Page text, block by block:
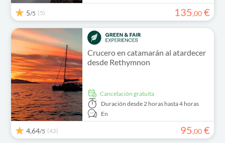
5/5 (5) 135,00 €
Crucero en catamarán al atardecer
desde Rethymnon
cancelación gratuita
Duración desde 2 horas hasta 4 horas
En
4,64/5 (42) 95,00 €